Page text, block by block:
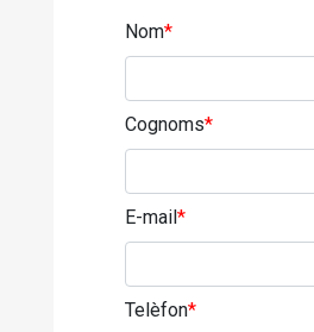
Nom*
Cognoms*
E-mail*
Telèfon*